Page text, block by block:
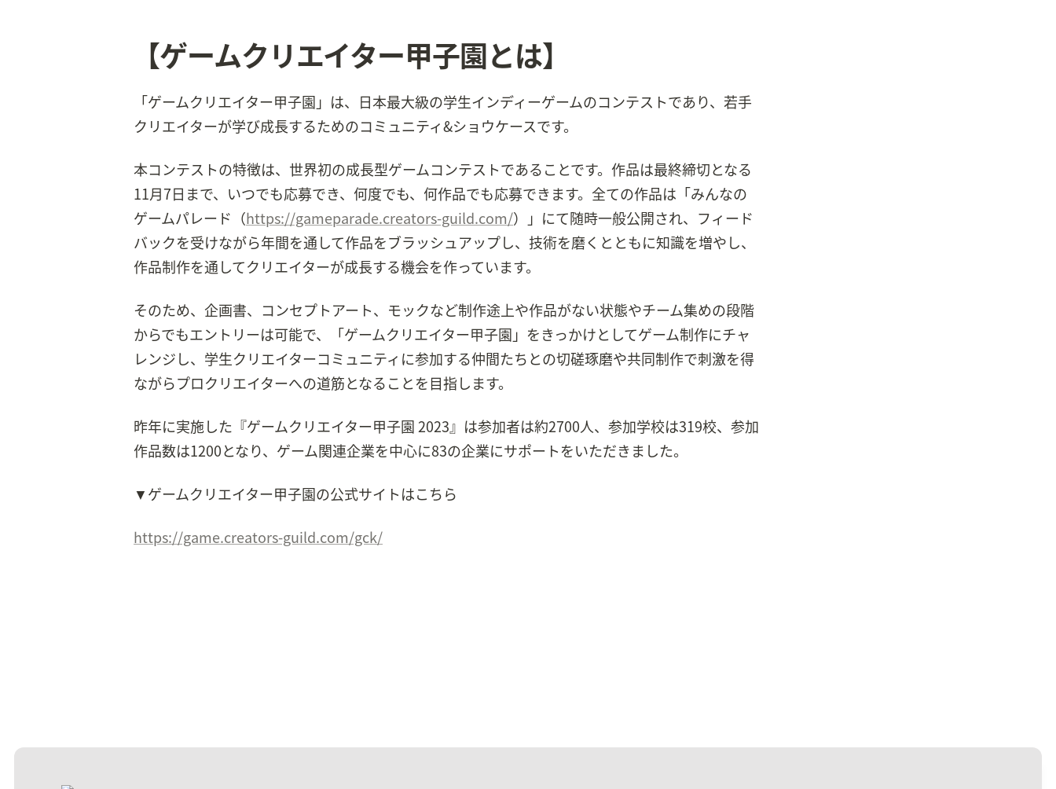
【ゲームクリエイター甲子園とは】
「ゲームクリエイター甲子園」は、日本最大級の学生インディーゲームのコンテストであり、若手
クリエイターが学び成長するためのコミュニティ&ショウケースです。
本コンテストの特徴は、世界初の成長型ゲームコンテストであることです。作品は最終締切となる
11月7日まで、いつでも応募でき、何度でも、何作品でも応募できます。全ての作品は「みんなの
ゲームパレード（https://gameparade.creators-guild.com/）」にて随時一般公開され、フィード
バックを受けながら年間を通して作品をブラッシュアップし、技術を磨くとともに知識を増やし、
作品制作を通してクリエイターが成長する機会を作っています。
そのため、企画書、コンセプトアート、モックなど制作途上や作品がない状態やチーム集めの段階
からでもエントリーは可能で、「ゲームクリエイター甲子園」をきっかけとしてゲーム制作にチャ
レンジし、学生クリエイターコミュニティに参加する仲間たちとの切磋琢磨や共同制作で刺激を得
ながらプロクリエイターへの道筋となることを目指します。
昨年に実施した『ゲームクリエイター甲子園 2023』は参加者は約2700人、参加学校は319校、参加
作品数は1200となり、ゲーム関連企業を中心に83の企業にサポートをいただきました。
▼ゲームクリエイター甲子園の公式サイトはこちら
https://game.creators-guild.com/gck/